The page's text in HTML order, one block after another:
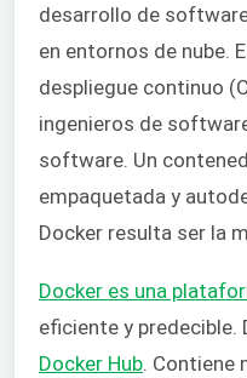
desarrollo de
en entornos de nube.
despliegue continuo
ingenieros de
software. Un
empaquetada y
Docker resulta ser la
Docker es una
eficiente y predecible.
Docker Hub. Contiene